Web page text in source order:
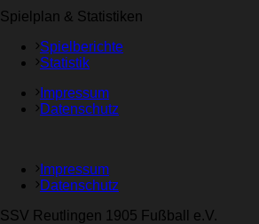
Spielplan & Statistiken
Spielberichte
Statistik
Impressum
Datenschutz
Impressum
Datenschutz
SSV Reutlingen 1905 Fußball e.V.